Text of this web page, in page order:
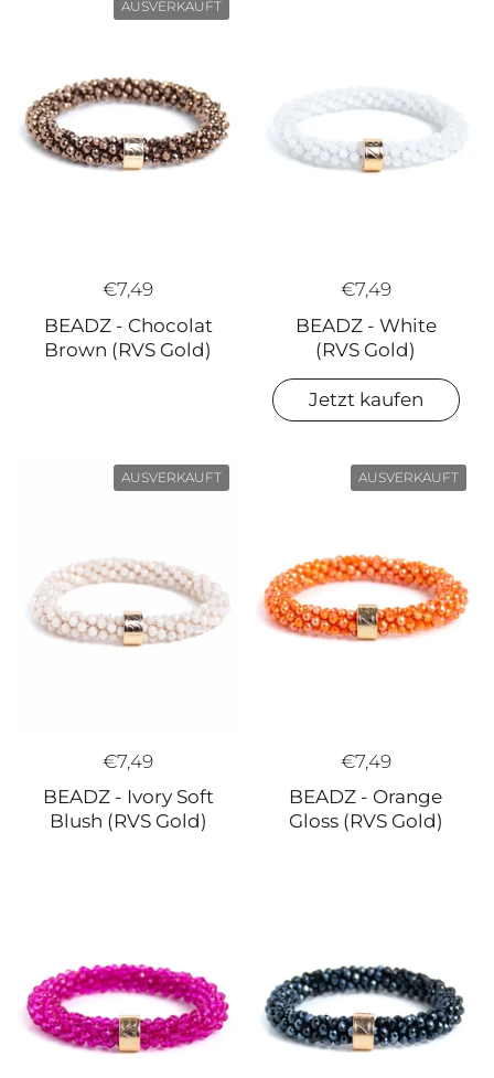
€7,49
BEADZ - Chocolat
Brown (RVS Gold)
AUSVERKAUFT
€7,49
BEADZ - White
(RVS Gold)
Jetzt kaufen
€7,49
BEADZ - Ivory Soft
Blush (RVS Gold)
AUSVERKAUFT
€7,49
BEADZ - Orange
Gloss (RVS Gold)
AUSVERKAUFT